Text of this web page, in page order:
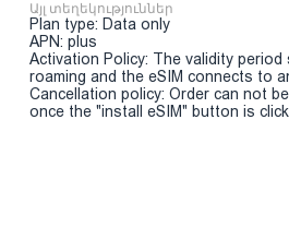
Այլ տեղեկություններ
Plan type: Data only
APN: plus
Activation Policy: The validity
roaming and the eSIM connects to
Cancellation policy: Order can not
once the "install eSIM" button is